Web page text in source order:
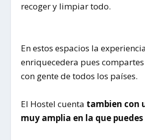
recoger y limpiar todo.
En estos espacios la
enriquecedera pues
con gente de todos los países.
El Hostel cuenta tambien con
muy amplia en la que